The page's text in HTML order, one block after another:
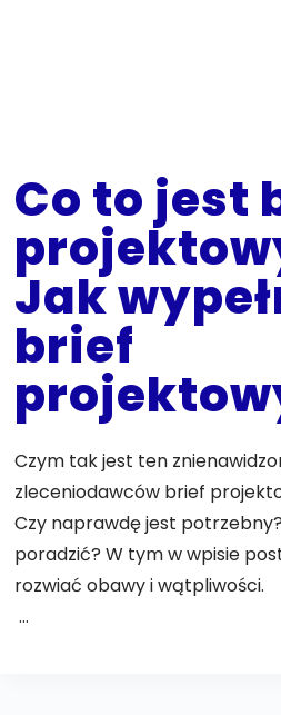
Co to jest
Jak
brief
Czym tak jest ten
zleceniodawców brief
Czy naprawdę jest
poradzić? W tym w wpisie
rozwiać obawy i
…